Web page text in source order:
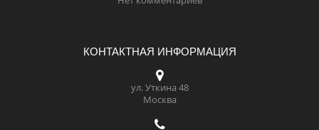
КОНТАКТНАЯ ИНФОРМАЦИЯ
ул. Уткина 48
Москва